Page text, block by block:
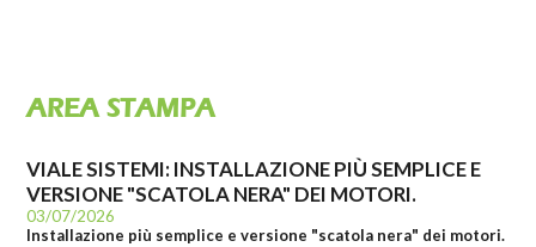
AREA STAMPA
VIALE SISTEMI: INSTALLAZIONE PIÙ SEMPLICE E
VERSIONE "SCATOLA NERA" DEI MOTORI.
03/07/2026
Installazione più semplice e versione "scatola nera" dei motori.